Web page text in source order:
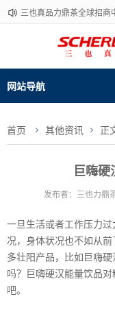
三也真品力鼎茶全球招商
网站导航
首页 其他资讯 正
巨嗨硬
发布者：三也力鼎
一旦生活或者工作压力
况，身体状况也不如从
多壮阳产品，比如巨嗨
吗？巨嗨硬汉能量饮品
吧。